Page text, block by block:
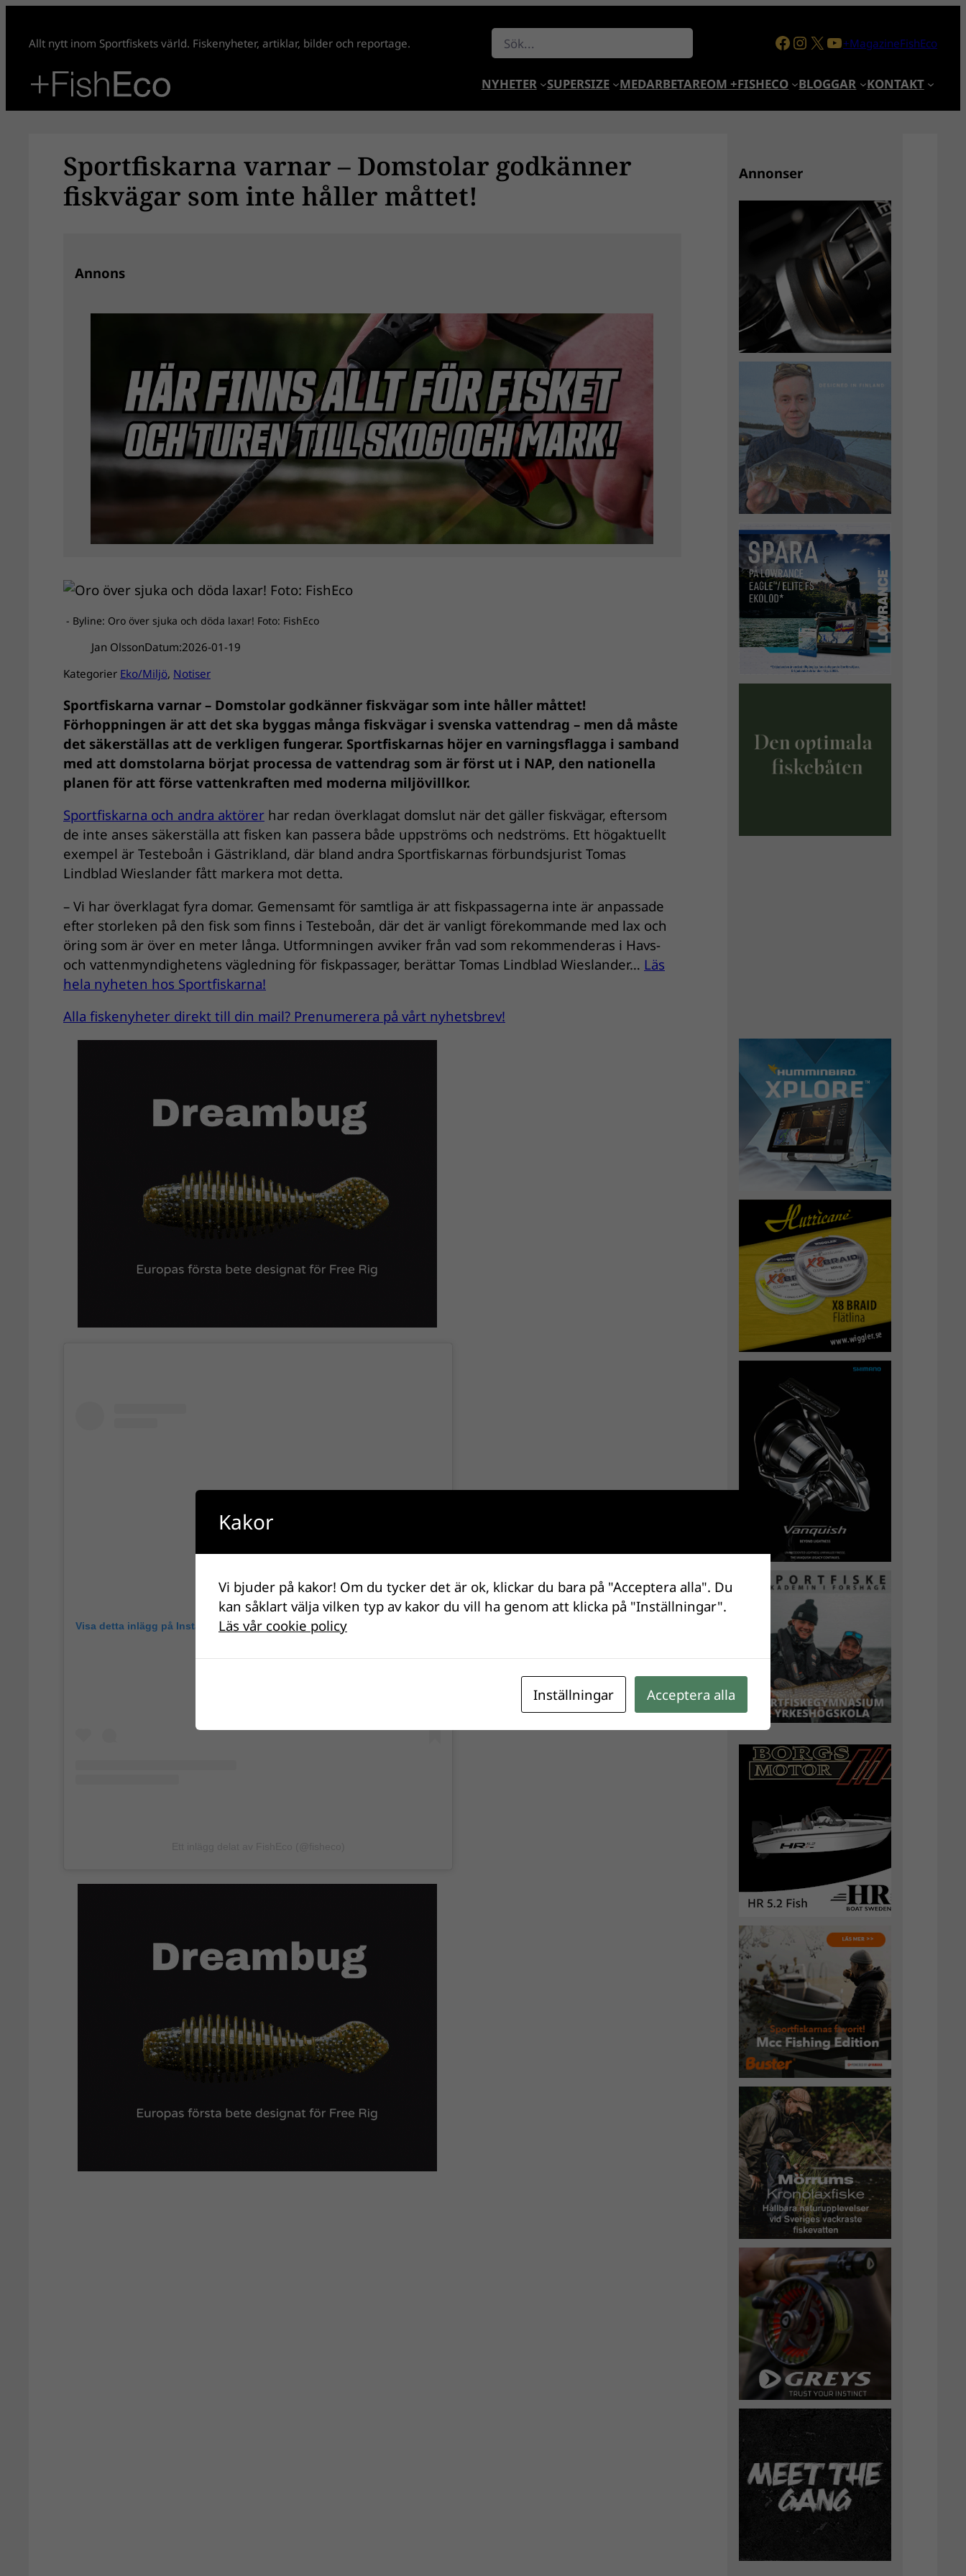
innehåll
Allt nytt inom Sportfiskets värld. Fiskenyheter, artiklar, bilder och reportage. Sök Facebook
Instagram
X YouTube
+MagazineFishEco
NYHETER SUPERSIZE MEDARBETAREOM +FISHECO BLOGGAR KONTAKT
Sportfiskarna varnar – Domstolar godkänner
fiskvägar som inte håller måttet!
Annons
- Byline: Oro över sjuka och döda laxar! Foto: FishEco
Jan OlssonDatum:2026-01-19
Kategorier Eko/Miljö, Notiser
Sportfiskarna varnar – Domstolar godkänner fiskvägar som inte håller måttet!
Förhoppningen är att det ska byggas många fiskvägar i svenska vattendrag – men då måste
det säkerställas att de verkligen fungerar. Sportfiskarnas höjer en varningsflagga i samband
med att domstolarna börjat processa de vattendrag som är först ut i NAP, den nationella
planen för att förse vattenkraften med moderna miljövillkor.
Sportfiskarna och andra aktörer har redan överklagat domslut när det gäller fiskvägar, eftersom
de inte anses säkerställa att fisken kan passera både uppströms och nedströms. Ett högaktuellt
exempel är Testeboån i Gästrikland, där bland andra Sportfiskarnas förbundsjurist Tomas
Lindblad Wieslander fått markera mot detta.
– Vi har överklagat fyra domar. Gemensamt för samtliga är att fiskpassagerna inte är anpassade
efter storleken på den fisk som finns i Testeboån, där det är vanligt förekommande med lax och
öring som är över en meter långa. Utformningen avviker från vad som rekommenderas i Havs-
och vattenmyndighetens vägledning för fiskpassager, berättar Tomas Lindblad Wieslander… Läs
hela nyheten hos Sportfiskarna!
Alla fiskenyheter direkt till din mail? Prenumerera på vårt nyhetsbrev!
Visa detta inlägg på Instagram
Annonser
Kakor
Vi bjuder på kakor! Om du tycker det är ok, klickar du bara på "Acceptera alla". Du
kan såklart välja vilken typ av kakor du vill ha genom att klicka på "Inställningar".
Läs vår cookie policy
Inställningar Acceptera alla